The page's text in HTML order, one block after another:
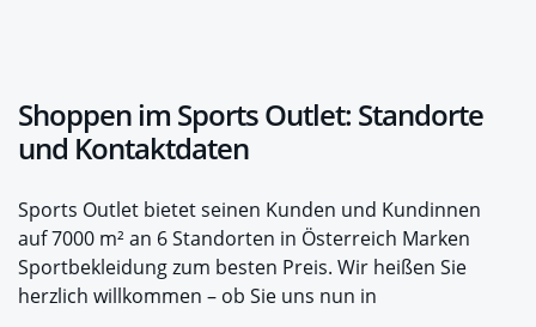
Shoppen im Sports Outlet: Standorte
und Kontaktdaten
Sports Outlet bietet seinen Kunden und Kundinnen
auf 7000 m² an 6 Standorten in Österreich Marken
Sportbekleidung zum besten Preis. Wir heißen Sie
herzlich willkommen – ob Sie uns nun in